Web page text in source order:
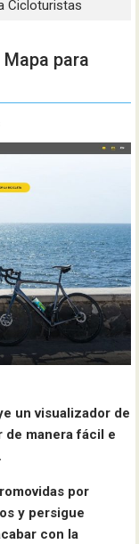
Cicloturistas
para
un visualizador de
de manera fácil e
por
y persigue
con la